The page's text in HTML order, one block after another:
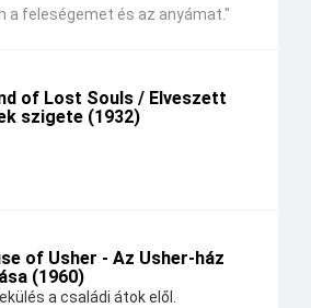
a feleségemet és az anyámat."
of Lost Souls / Elveszett
szigete (1932)
of Usher - Az Usher-ház
(1960)
a családi átok elől.